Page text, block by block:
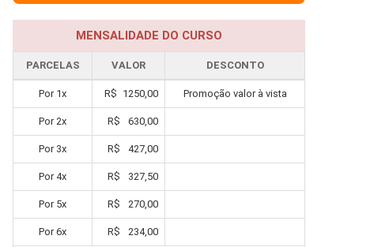
MENSALIDADE DO CURSO
PARCELAS VALOR DESCONTO
Por 1x R$ 1250,00 Promoção valor à vista
Por2x R$ 630,00
Por 3x R$ 427,00
Por4x R$ 327,50
Por 5x R$ 270,00
Por6x R$ 234,00